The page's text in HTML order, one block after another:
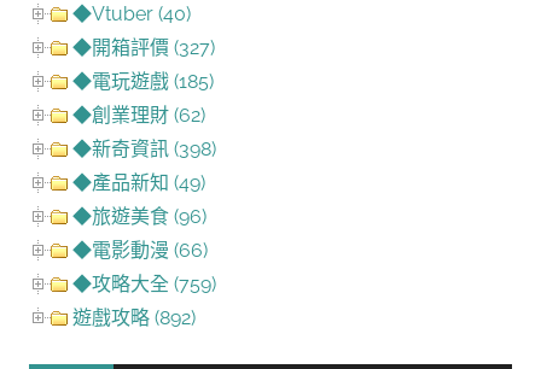
◆Vtuber (40)
◆開箱評價 (327)
◆電玩遊戲 (185)
◆創業理財 (62)
◆新奇資訊 (398)
◆產品新知 (49)
◆旅遊美食 (96)
◆電影動漫 (66)
◆攻略大全 (759)
遊戲攻略 (892)